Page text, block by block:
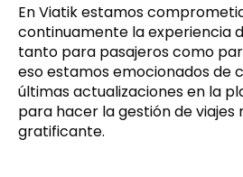
En Viatik estamos
continuamente la experiencia
tanto para pasajeros como
eso estamos emocionados de
últimas actualizaciones en la
para hacer la gestión de viajes
gratificante.